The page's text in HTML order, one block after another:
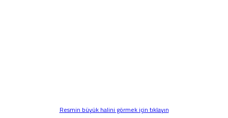
Resmin büyük halini görmek için tıklayın